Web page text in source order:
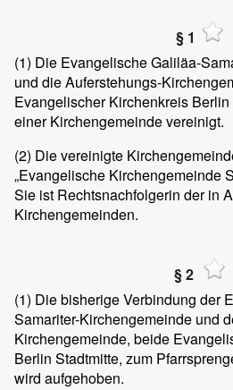
§ 1
(1) Die Evangelische Galiläa-
und die Auferstehungs-
Evangelischer Kirchenkreis
einer Kirchengemeinde vereinigt.
(2) Die vereinigte
„Evangelische Kirchengemeinde
Sie ist Rechtsnachfolgerin der in
Kirchengemeinden.
§ 2
(1) Die bisherige Verbindung der
Samariter-Kirchengemeinde und
Kirchengemeinde, beide
Berlin Stadtmitte, zum
wird aufgehoben.